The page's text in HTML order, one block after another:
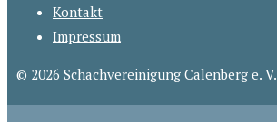
Kontakt
Impressum
© 2026 Schachvereinigung Calenberg e. V.